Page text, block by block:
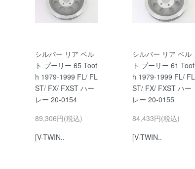
シルバー リア ベル
ト プーリー 65 Toot
h 1979-1999 FL/ FL
ST/ FX/ FXST ハー
レー 20-0154
89,306円(税込)
[V-TWIN..
シルバー リア ベル
ト プーリー 61 Toot
h 1979-1999 FL/ FL
ST/ FX/ FXST ハー
レー 20-0155
84,433円(税込)
[V-TWIN..